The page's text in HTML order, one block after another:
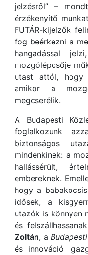
jelzésről” –
érzékenyítő
FUTÁR-kijelzők
fog beérkezni a
hangadással
mozgólépcsője
utast attól, hogy
amikor a
megcserélik.
A Budapesti
foglalkozunk
biztonságos
mindenkinek: a
hallássérült,
embereknek.
hogy a
idősek, a
utazók is könnyen
és
Zoltán, a
és innováció